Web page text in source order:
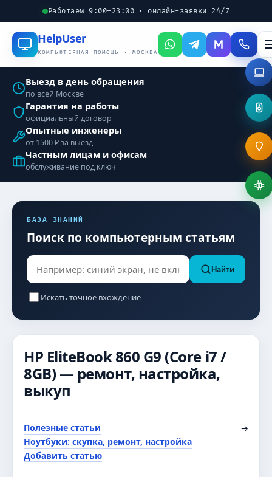
Работаем 9:00–23:00 · онлайн-заявки 24/7
HelpUser
КОМПЬЮТЕРНАЯ ПОМОЩЬ · МОСКВА
Выезд в день обращения
по всей Москве
Гарантия на работы
официальный договор
Опытные инженеры
от 1500 ₽ за выезд
Частным лицам и офисам
обслуживание под ключ
БАЗА ЗНАНИЙ
Поиск по компьютерным статьям
Найти
Искать точное вхождение
HP EliteBook 860 G9 (Core i7 /
8GB) — ремонт, настройка,
выкуп
Полезные статьи
→
Ноутбуки: скупка, ремонт, настройка
Добавить статью